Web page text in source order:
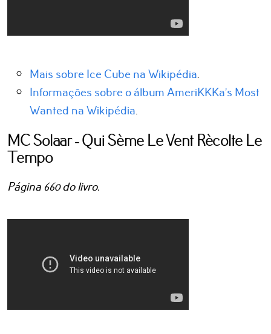
Mais sobre Ice Cube na Wikipédia
Informações sobre o álbum AmeriKKKa’s Most
Wanted na Wikipédia
MC Solaar - Qui Sème Le Vent Rècolte Le
Tempo
Página 660 do livro.